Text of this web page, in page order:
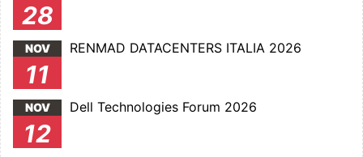
28
NOV
11
RENMAD DATACENTERS ITALIA 2026
NOV
12
Dell Technologies Forum 2026